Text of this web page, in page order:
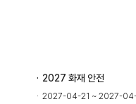
2027 화재 안전
2027-04-21 ~ 2027-